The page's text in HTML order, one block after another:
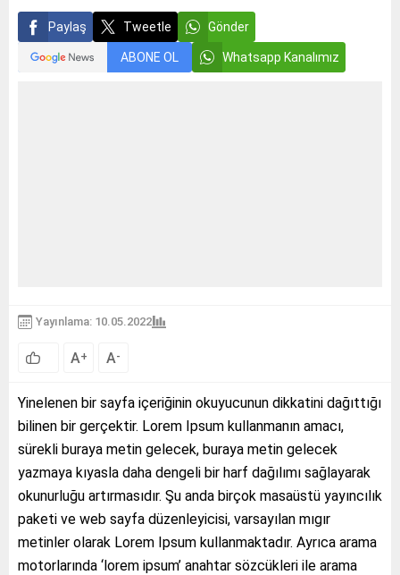
Paylaş Tweetle Gönder
ABONE OL Whatsapp Kanalımız
Yayınlama: 10.05.2022
A+ A-
Yinelenen bir sayfa içeriğinin okuyucunun dikkatini dağıttığı
bilinen bir gerçektir. Lorem Ipsum kullanmanın amacı,
sürekli buraya metin gelecek, buraya metin gelecek
yazmaya kıyasla daha dengeli bir harf dağılımı sağlayarak
okunurluğu artırmasıdır. Şu anda birçok masaüstü yayıncılık
paketi ve web sayfa düzenleyicisi, varsayılan mıgır
metinler olarak Lorem Ipsum kullanmaktadır. Ayrıca arama
motorlarında ‘lorem ipsum’ anahtar sözcükleri ile arama